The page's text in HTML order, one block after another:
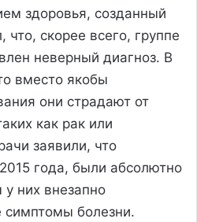
здоровья, созданный
скорее всего, группе
неверный диагноз. В
вместо якобы
они страдают от
как рак или
заявили, что
года, были абсолютно
них внезапно
симптомы болезни.